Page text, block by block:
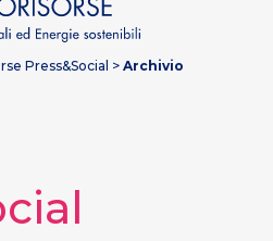
Press&Social > Archivio